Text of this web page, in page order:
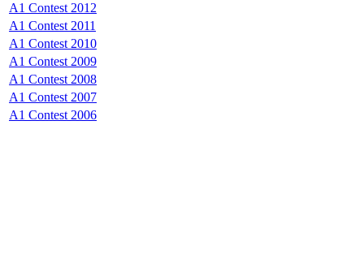
A1 Contest 2012
A1 Contest 2011
A1 Contest 2010
A1 Contest 2009
A1 Contest 2008
A1 Contest 2007
A1 Contest 2006